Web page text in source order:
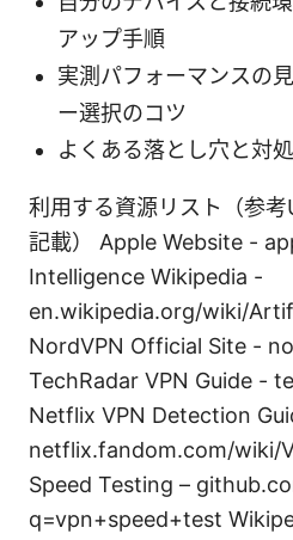
アップ手順
実測パフォーマンスの
ー選択のコツ
よくある落とし穴と対
利用する資源リスト（参
記載） Apple Website -
Intelligence Wikipedia -
en.wikipedia.org/wiki/
NordVPN Official Site -
TechRadar VPN Guide -
Netflix VPN Detection
netflix.fandom.com/wiki/
Speed Testing –
q=vpn+speed+test